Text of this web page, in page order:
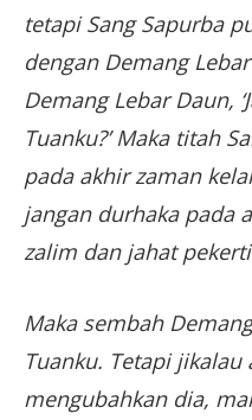
tetapi Sang Sapurba
dengan Demang
Demang Lebar Daun,
Tuanku?’ Maka titah
pada akhir zaman
jangan durhaka pada
zalim dan jahat pekerti
Maka sembah
Tuanku. Tetapi
mengubahkan dia,